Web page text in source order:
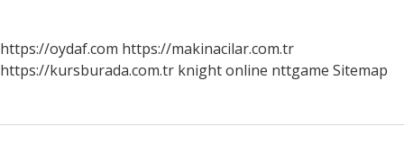
https://oydaf.com https://makinacilar.com.tr
https://kursburada.com.tr knight online nttgame Sitemap